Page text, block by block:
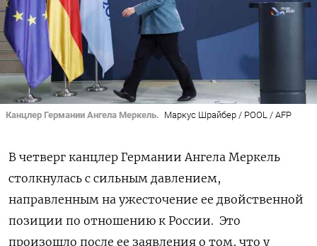
Канцлер Германии Ангела Меркель. Маркус Шрайбер / POOL / AFP
В четверг канцлер Германии Ангела Меркель
столкнулась с сильным давлением,
направленным на ужесточение ее двойственной
позиции по отношению к России. Это
произошло после ее заявления о том, что у